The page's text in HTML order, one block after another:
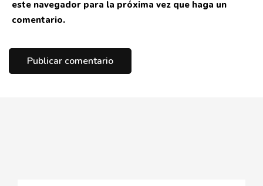
este navegador para la próxima vez que haga un
comentario.